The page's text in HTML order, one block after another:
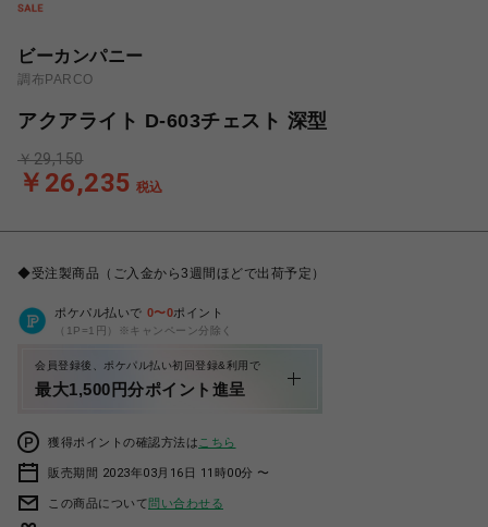
ビーカンパニー
調布PARCO
アクアライト D-603チェスト 深型
￥26,235 税込
￥29,150
◆受注製商品（ご入金から3週間ほどで出荷予定）
ポケパル払いで 0〜0ポイント
（1P=1円）※キャンペーン分除く
会員登録後、ポケパル払い初回登録&利用で
最大1,500円分ポイント進呈
獲得ポイントの確認方法は こちら
販売期間 2023年03月16日 11時00分 〜
この商品について問い合わせる